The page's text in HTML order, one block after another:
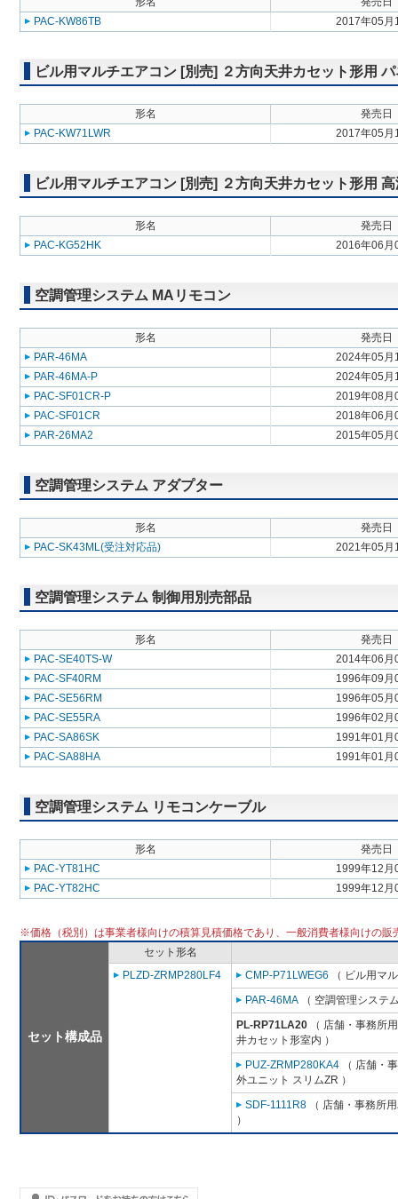
PAC-KW86TB
2017年05月
ビル用マルチエアコン [別売] ２方向天井カセット形用
形名
発売日
PAC-KW71LWR
2017年05月
ビル用マルチエアコン [別売] ２方向天井カセット形用
形名
発売日
PAC-KG52HK
2016年06月
空調管理システム MAリモコン
形名
発売日
PAR-46MA
2024年05月
PAR-46MA-P
2024年05月
PAC-SF01CR-P
2019年08月
PAC-SF01CR
2018年06月
PAR-26MA2
2015年05月
空調管理システム アダプター
形名
発売日
PAC-SK43ML(受注対応品)
2021年05月
空調管理システム 制御用別売部品
形名
発売日
PAC-SE40TS-W
2014年06月
PAC-SF40RM
1996年09月
PAC-SE56RM
1996年05月
PAC-SE55RA
1996年02月
PAC-SA86SK
1991年01月
PAC-SA88HA
1991年01月
空調管理システム リモコンケーブル
形名
発売日
PAC-YT81HC
1999年12月
PAC-YT82HC
1999年12月
※価格（税別）は事業者様向けの積算見積価格であり、一般消費者様向けの販
セット構成品
セット形名
PLZD-ZRMP280LF4
CMP-P71LWEG6 （ ビル用マ
PAR-46MA （ 空調管理システ
PL-RP71LA20 （ 店舗・事務所
井カセット形室内 ）
PUZ-ZRMP280KA4 （ 店舗・
外ユニット スリムZR ）
SDF-1111R8 （ 店舗・事務所
）